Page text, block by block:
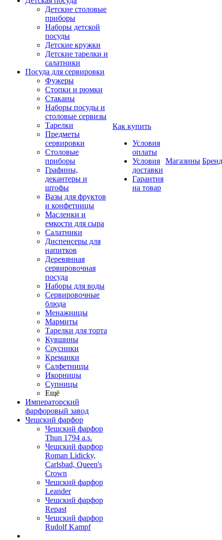
Детские столовые
приборы
Наборы детской
посуды
Детские кружки
Детские тарелки и
салатники
Посуда для сервировки
Фужеры
Стопки и рюмки
Стаканы
Наборы посуды и
столовые сервизы
Тарелки
Предметы
сервировки
Столовые
приборы
Графины,
декантеры и
штофы
Вазы для фруктов
и конфетницы
Масленки и
емкости для сыра
Салатники
Диспенсеры для
напитков
Деревянная
сервировочная
посуда
Наборы для воды
Сервировочные
блюда
Менажницы
Мармиты
Тарелки для торта
Кувшины
Соусники
Креманки
Салфетницы
Икорницы
Супницы
Ещё
Императорский
фарфоровый завод
Чешский фарфор
Чешский фарфор
Thun 1794 a.s.
Чешский фарфор
Roman Lidicky,
Carlsbad, Queen's
Crown
Чешский фарфор
Leander
Чешский фарфор
Repast
Чешский фарфор
Rudolf Kampf
Как купить
Условия
оплаты
Условия
доставки
Гарантия
на товар
Магазины